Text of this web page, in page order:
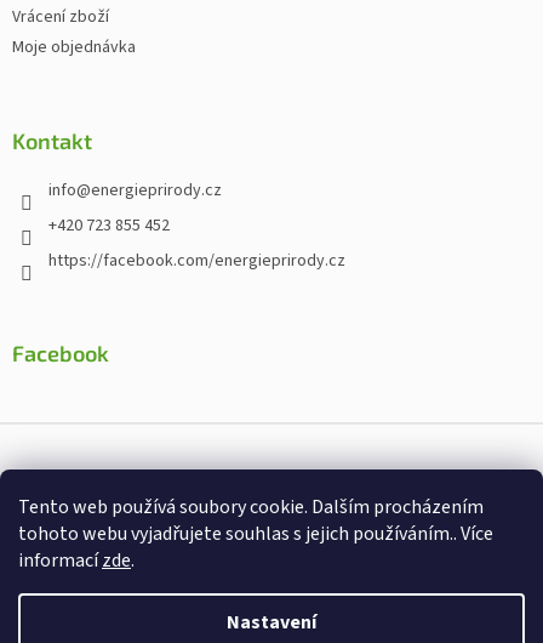
Tento web používá soubory cookie. Dalším procházením
tohoto webu vyjadřujete souhlas s jejich používáním.. Více
informacízde.
Nastavení
Vrácení zboží
Moje objednávka
Kontakt
info@energieprirody.cz
+420 723 855 452
https://facebook.com/energieprirody.cz
Facebook
Nakodoval:Štefan Mazáň
doplňky stravy. Všechna práva vyhrazena.